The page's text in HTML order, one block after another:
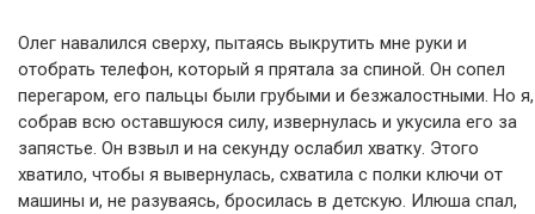
Олег навалился сверху, пытаясь выкрутить мне руки и
отобрать телефон, который я прятала за спиной. Он сопел
перегаром, его пальцы были грубыми и безжалостными. Но я,
собрав всю оставшуюся силу, извернулась и укусила его за
запястье. Он взвыл и на секунду ослабил хватку. Этого
хватило, чтобы я вывернулась, схватила с полки ключи от
машины и, не разуваясь, бросилась в детскую. Илюша спал,